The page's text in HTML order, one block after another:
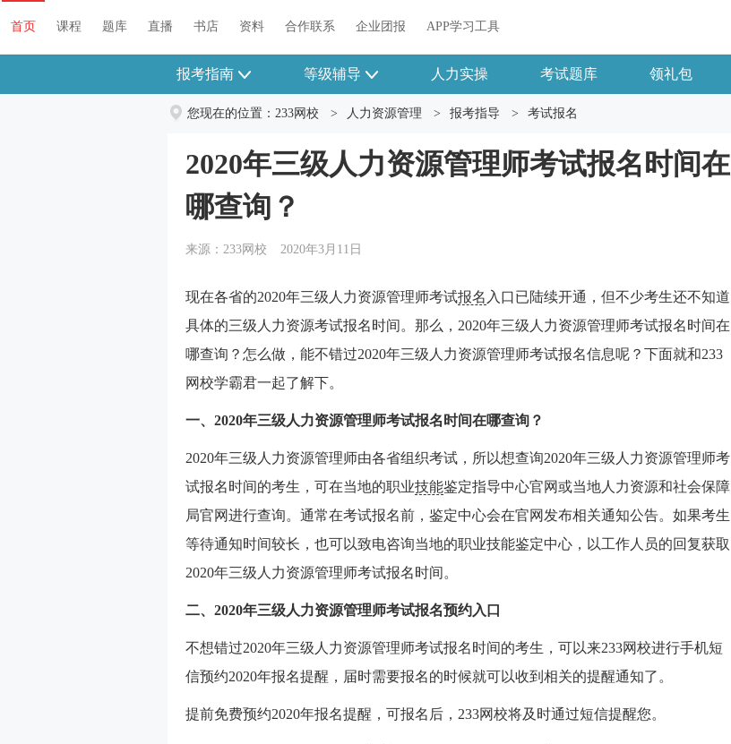
首页 课程 题库 直播 书店 资料 合作联系 企业团报 APP学习工具
报考指南 等级辅导 人力实操 考试题库 领礼包
您现在的位置： 233网校 > 人力资源管理 > 报考指导 > 考试报名
2020年三级人力资源管理师考试报名时间在
哪查询？
来源：233网校 2020年3月11日
现在各省的2020年三级人力资源管理师考试报名 入口已陆续开通，但不少考生还不知道
具体的三级人力资源考试报名时间。那么，2020年三级人力资源管理师考试报名时间在
哪查询？怎么做，能不错过2020年三级人力资源管理师考试报名信息呢？下面就和233
网校学霸君一起了解下。
一、2020年三级人力资源管理师考试报名时间在哪查询？
2020年三级人力资源管理师由各省组织考试，所以想查询2020年三级人力资源管理师考
试报名时间的考生，可在当地的职业技能鉴定指导中心官网或当地人力资源和社会保障
局官网进行查询。通常在考试报名前，鉴定中心会在官网发布相关通知公告。如果考生
等待通知时间较长，也可以致电咨询当地的职业技能鉴定中心，以工作人员的回复获取
2020年三级人力资源管理师考试报名时间。
二、2020年三级人力资源管理师考试报名预约入口
不想错过2020年三级人力资源管理师考试报名时间的考生，可以来233网校进行手机短
信预约2020年报名提醒，届时需要报名的时候就可以收到相关的提醒通知了。
提前免费预约2020年报名提醒，可报名后，233网校将及时通过短信提醒您。